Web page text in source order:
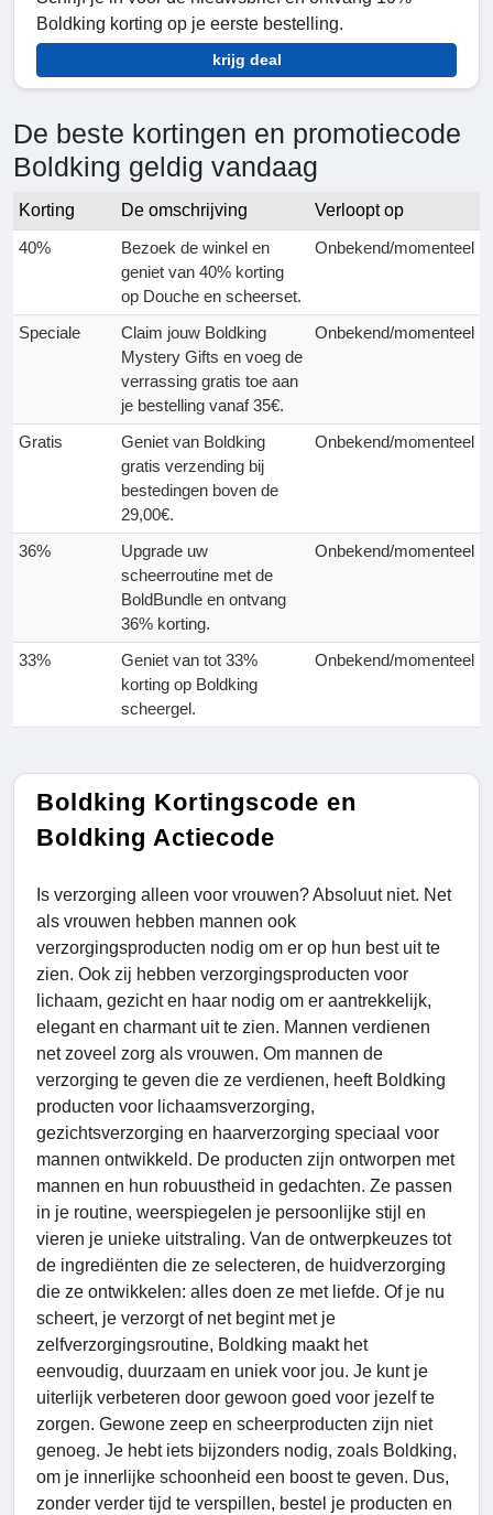
Boldking korting op je eerste bestelling.
krijg deal
De beste kortingen en promotiecode
Boldking geldig vandaag
Korting De omschrijving
Verloopt op
40%
Bezoek de winkel en
geniet van 40% korting
op Douche en scheerset.
Onbekend/momenteel
Speciale
Claim jouw Boldking
Mystery Gifts en voeg de
verrassing gratis toe aan
je bestelling vanaf 35€.
Onbekend/momenteel
Gratis
Geniet van Boldking
gratis verzending bij
bestedingen boven de
29,00€.
Onbekend/momenteel
36%
Upgrade uw
scheerroutine met de
BoldBundle en ontvang
36% korting.
Onbekend/momenteel
33%
Geniet van tot 33%
korting op Boldking
scheergel.
Onbekend/momenteel
Boldking Kortingscode en
Boldking Actiecode
Is verzorging alleen voor vrouwen? Absoluut niet. Net
als vrouwen hebben mannen ook
verzorgingsproducten nodig om er op hun best uit te
zien. Ook zij hebben verzorgingsproducten voor
lichaam, gezicht en haar nodig om er aantrekkelijk,
elegant en charmant uit te zien. Mannen verdienen
net zoveel zorg als vrouwen. Om mannen de
verzorging te geven die ze verdienen, heeft Boldking
producten voor lichaamsverzorging,
gezichtsverzorging en haarverzorging speciaal voor
mannen ontwikkeld. De producten zijn ontworpen met
mannen en hun robuustheid in gedachten. Ze passen
in je routine, weerspiegelen je persoonlijke stijl en
vieren je unieke uitstraling. Van de ontwerpkeuzes tot
de ingrediënten die ze selecteren, de huidverzorging
die ze ontwikkelen: alles doen ze met liefde. Of je nu
scheert, je verzorgt of net begint met je
zelfverzorgingsroutine, Boldking maakt het
eenvoudig, duurzaam en uniek voor jou. Je kunt je
uiterlijk verbeteren door gewoon goed voor jezelf te
zorgen. Gewone zeep en scheerproducten zijn niet
genoeg. Je hebt iets bijzonders nodig, zoals Boldking,
om je innerlijke schoonheid een boost te geven. Dus,
zonder verder tijd te verspillen, bestel je producten en